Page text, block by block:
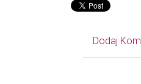
Dodaj